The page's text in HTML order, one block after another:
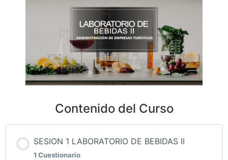
Contenido del Curso
SESION 1 LABORATORIO DE BEBIDAS II
1 Cuestionario